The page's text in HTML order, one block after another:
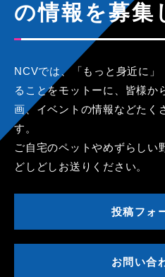
の情報を募集
NCVでは、「もっと身近に
ることをモットーに、皆様か
画、イベントの情報などたく
す。
ご自宅のペットやめずらしい
どしどしお送りください。
投稿フォ
お問い合